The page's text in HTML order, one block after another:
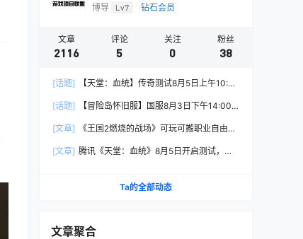
博导 Lv7 钻石会员
文章
2116
评论
5
关注
0
粉丝
38
[话题]
【天堂：血统】传奇测试8月5日上午10:00
[话题]
【冒险岛怀旧服】国服8月3日下午14:00
[文章]
《王国2燃烧的战场》可玩可搬职业自由，
[文章] 腾讯《天堂：血统》8月5日开启测试，
Ta的全部动态
文章聚合